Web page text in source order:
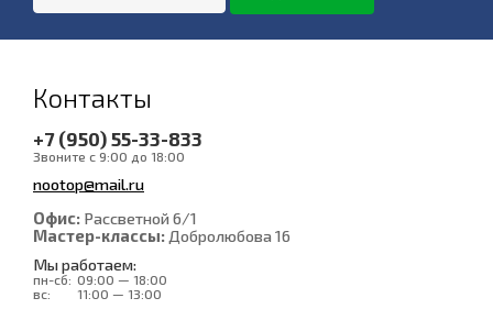
Контакты
+7 (950) 55-33-833
Звоните с 9:00 до 18:00
nootop@mail.ru
Офис: Рассветной 6/1
Мастер-классы: Добролюбова 16
Мы работаем:
пн-сб: 09:00 — 18:00
вс:
11:00 — 13:00